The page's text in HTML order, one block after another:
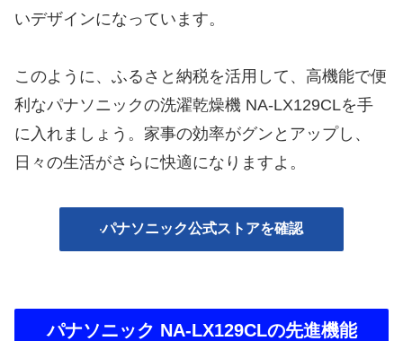
いデザインになっています。
このように、ふるさと納税を活用して、高機能で便
利なパナソニックの洗濯乾燥機 NA-LX129CLを手
に入れましょう。家事の効率がグンとアップし、
日々の生活がさらに快適になりますよ。
パナソニック公式ストアを確認
パナソニック NA-LX129CLの先進機能